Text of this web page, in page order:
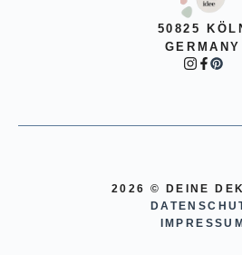
50825
GERMANY
2026 © DEINE
IMPRESSUM